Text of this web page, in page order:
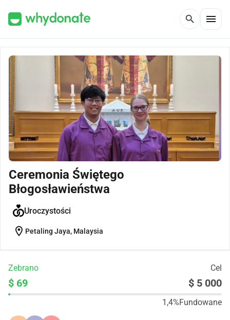
search menu
Ceremonia Świętego
Błogosławieństwa
Uroczystości
location_on Petaling Jaya, Malaysia
Zebrano Cel
$ 69 $ 5 000
1,4%Fundowane